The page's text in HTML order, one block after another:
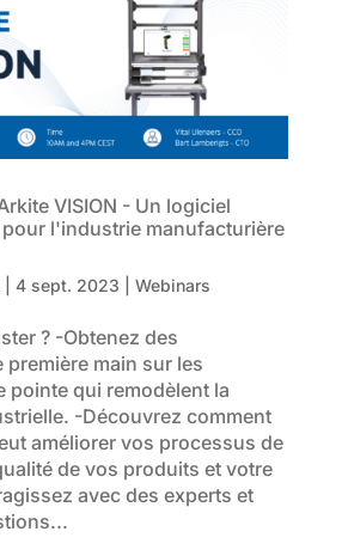
VISION - Un logiciel
l'industrie manufacturière
| 4 sept. 2023 Webinars
? -Obtenez des
main sur les
pointe qui remodèlent la
-Découvrez comment
améliorer vos processus de
de vos produits et votre
avec des experts et